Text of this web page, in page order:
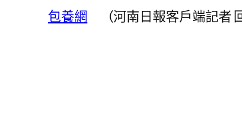
包養網 （河南日報客戶端記者